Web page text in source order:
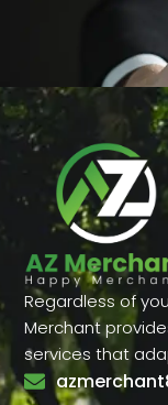
Regardless of
Merchant
services that